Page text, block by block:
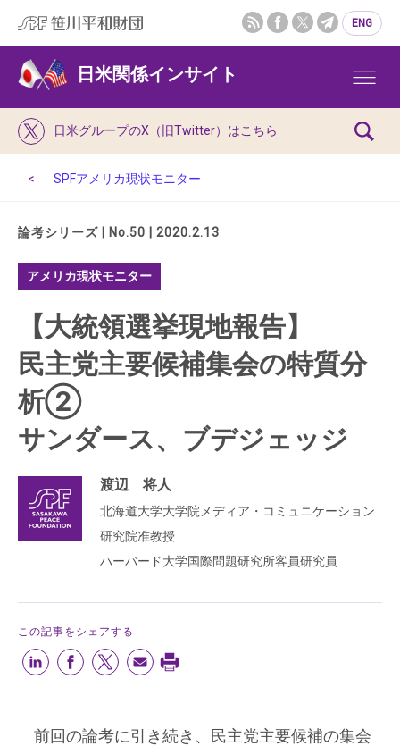
ENG
日米関係インサイト
日米グループのX（旧Twitter）はこちら
SPFアメリカ現状モニター
論考シリーズ | No.50 | 2020.2.13
アメリカ現状モニター
【大統領選挙現地報告】
民主党主要候補集会の特質分
析②
サンダース、ブデジェッジ
渡辺 将人
北海道大学大学院メディア・コミュニケーション
研究院准教授
ハーバード大学国際問題研究所客員研究員
この記事をシェアする
前回の論考に引き続き、民主党主要候補の集会